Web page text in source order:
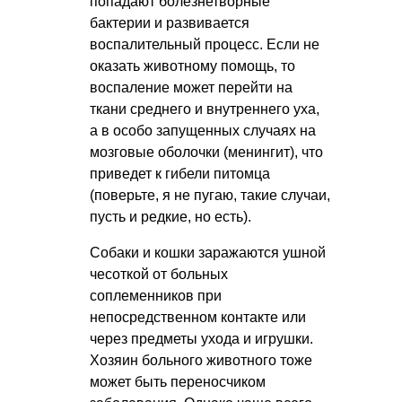
бактерии и развивается
воспалительный процесс. Если не
оказать животному помощь, то
воспаление может перейти на
ткани среднего и внутреннего уха,
а в особо запущенных случаях на
мозговые оболочки (менингит), что
приведет к гибели питомца
(поверьте, я не пугаю, такие случаи,
пусть и редкие, но есть).
Собаки и кошки заражаются ушной
чесоткой от больных
соплеменников при
непосредственном контакте или
через предметы ухода и игрушки.
Хозяин больного животного тоже
может быть переносчиком